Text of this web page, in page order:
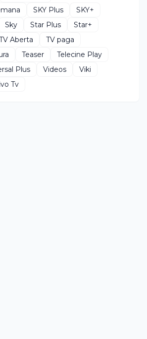
SKY Plus
SKY+
Sky Star Plus
Star+
Aberta
TV paga
Teaser
Telecine Play
Plus Videos
Viki
Tv